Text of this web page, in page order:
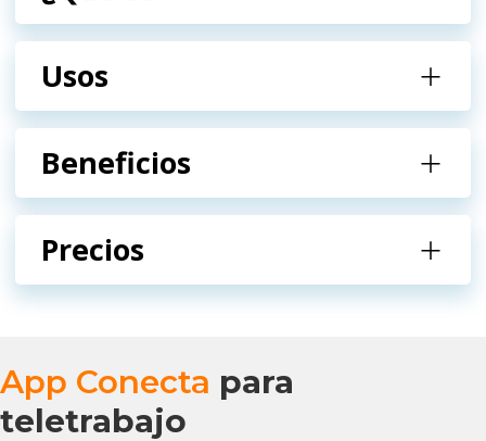
Usos
Beneficios
Precios
App Conecta para
teletrabajo